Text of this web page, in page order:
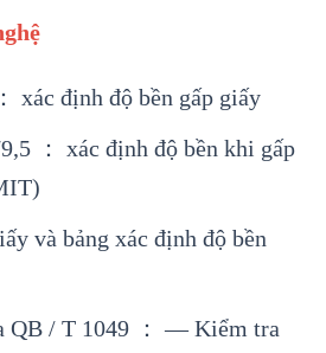
xác định độ bền gấp giấy
： xác định độ bền khi gấp
và bảng xác định độ bền
QB / T 1049 ： — Kiểm tra